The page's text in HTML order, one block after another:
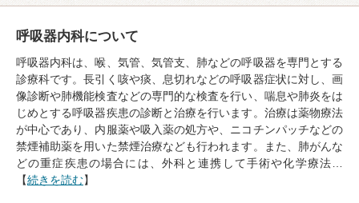
呼吸器内科について
呼吸器内科は、喉、気管、気管支、肺などの呼吸器を専門とする
診療科です。長引く咳や痰、息切れなどの呼吸器症状に対し、画
像診断や肺機能検査などの専門的な検査を行い、喘息や肺炎をは
じめとする呼吸器疾患の診断と治療を行います。治療は薬物療法
が中心であり、内服薬や吸入薬の処方や、ニコチンパッチなどの
禁煙補助薬を用いた禁煙治療なども行われます。また、肺がんな
どの重症疾患の場合には、外科と連携して手術や化学療法…
【続きを読む】